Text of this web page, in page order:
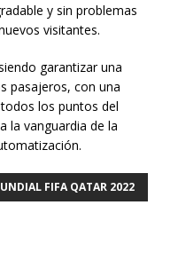
y sin problemas
visitantes.
garantizar una
pasajeros, con una
los puntos del
la vanguardia de la
FIFA QATAR 2022